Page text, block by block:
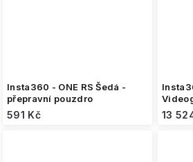
Insta360 - ONE RS Šedá -
přepravní pouzdro
591 Kč 13